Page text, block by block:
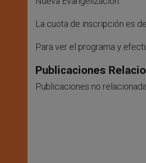
La cuota de inscripción es
Para ver el programa y
Publicaciones
Publicaciones no